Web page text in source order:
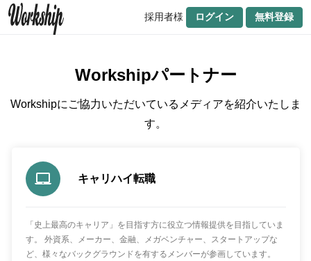
採用者様 ログイン 無料登録
Workshipパートナー
Workshipにご協力いただいているメディアを紹介いたしま
す。
キャリハイ転職
「史上最高のキャリア」を目指す方に役立つ情報提供を目指していま
す。 外資系、メーカー、金融、メガベンチャー、スタートアップな
ど、様々なバックグラウンドを有するメンバーが参画しています。